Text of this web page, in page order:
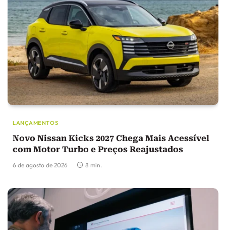
LANÇAMENTOS
Novo Nissan Kicks 2027 Chega Mais Acessível
com Motor Turbo e Preços Reajustados
6 de agosto de 2026 8 min.